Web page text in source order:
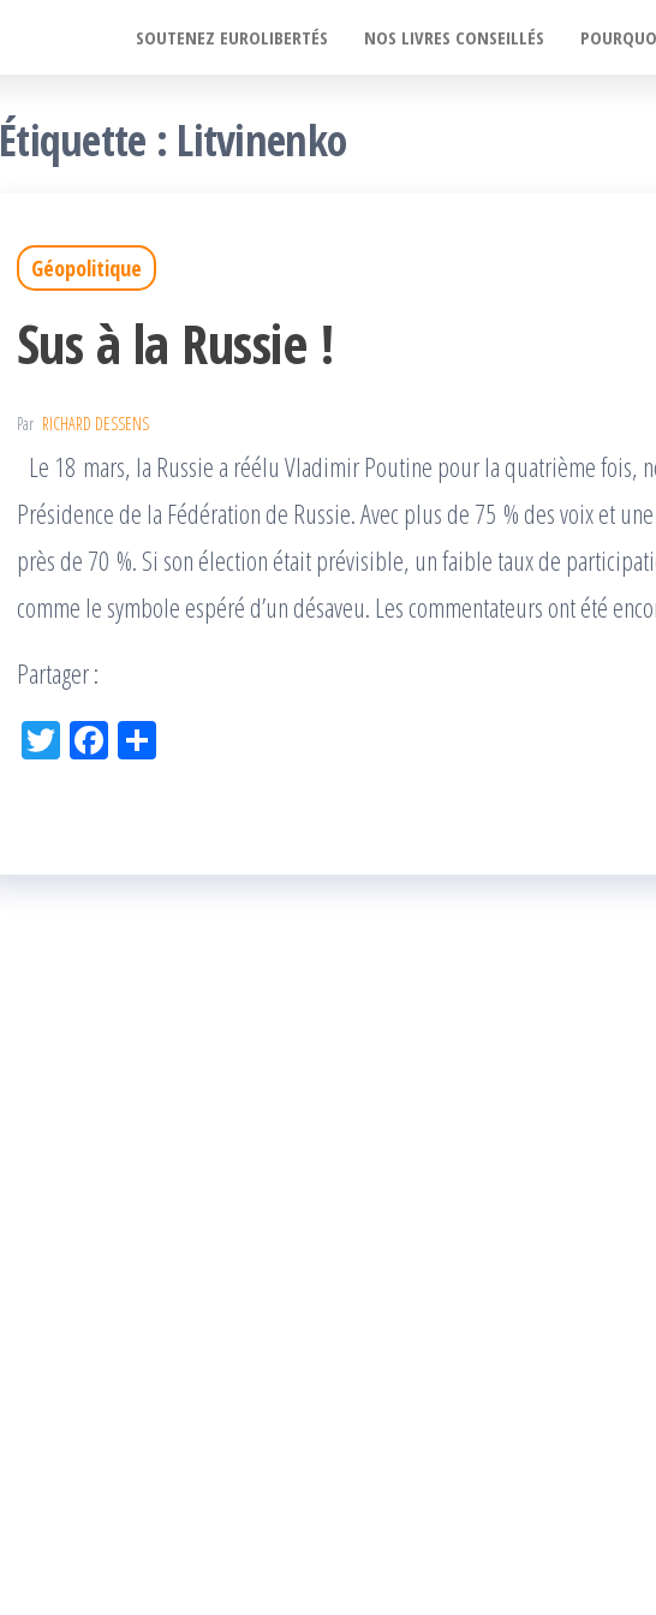
SOUTENEZ EUROLIBERTÉS NOS LIVRES CONSEILLÉS
Étiquette : Litvinenko
Géopolitique
Sus à la Russie !
Par RICHARD DESSENS
Le 18 mars, la Russie a réélu Vladimir Poutine pour la quatrième fois,
Présidence de la Fédération de Russie. Avec plus de 75 % des voix et
près de 70 %. Si son élection était prévisible, un faible taux de
comme le symbole espéré d’un désaveu. Les commentateurs ont été
Partager :
Tw Fac